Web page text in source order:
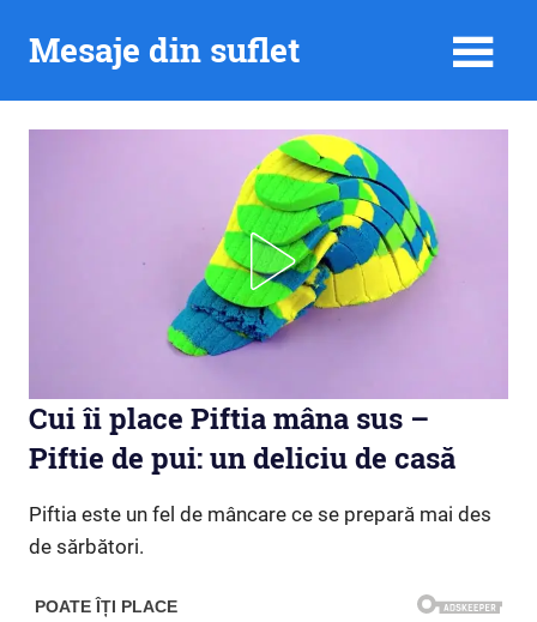
Mesaje din suflet
Cui îi place Piftia mâna sus –
Piftie de pui: un deliciu de casă
Piftia este un fel de mâncare ce se prepară mai des
de sărbători.